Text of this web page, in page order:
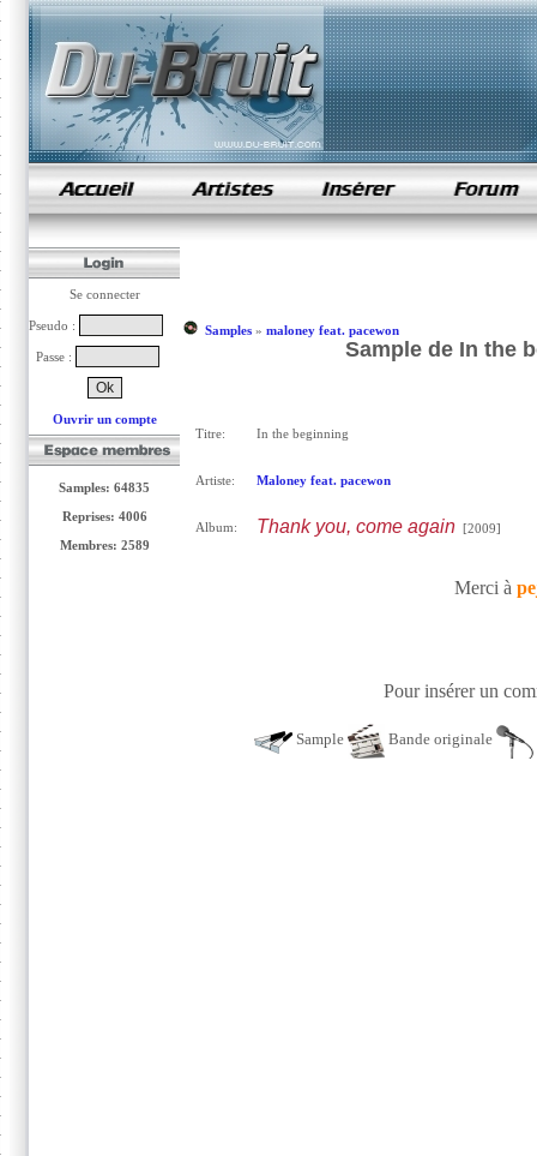
samples de rap
Se connecter
Pseudo :
Passe :
Ouvrir un compte
Samples: 64835
Reprises: 4006
Membres: 2589
Samples» maloney feat. pacewon
Sample de In the
Titre: In the beginning
Artiste: Maloney feat. pacewon
Album: Thank you, come again[2009]
Merci à
Pour insérer un
Sample Bande originale